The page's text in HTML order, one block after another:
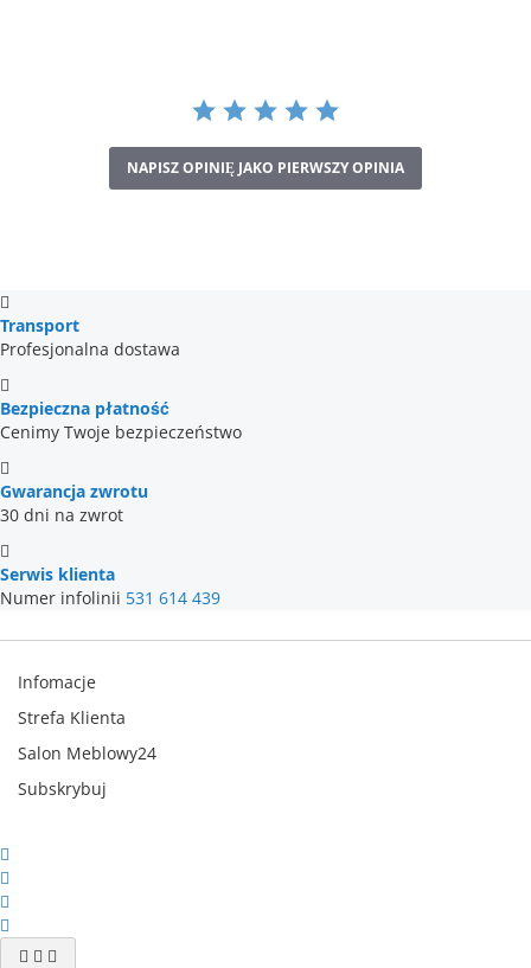
NAPISZ OPINIĘ JAKO PIERWSZY OPINIA
Transport
Profesjonalna dostawa
Bezpieczna płatność
Cenimy Twoje bezpieczeństwo
Gwarancja zwrotu
30 dni na zwrot
Serwis klienta
Numer infolinii 531 614 439
Infomacje
Strefa Klienta
Salon Meblowy24
Subskrybuj